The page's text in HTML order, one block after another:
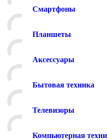
Смартфоны
Планшеты
Аксессуары
Бытовая техника
Телевизоры
Компьютерная